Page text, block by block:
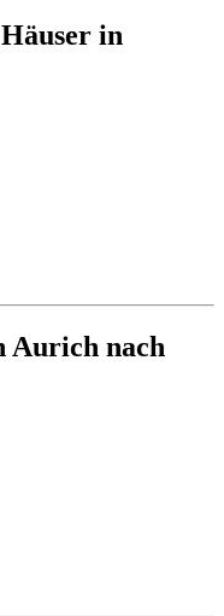
in
Aurich nach